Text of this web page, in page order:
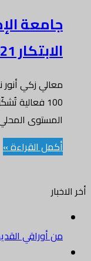
جامعة
الابتكار 2021
معالي زكي أنور
100 فعالية
المستوى
أكمل القراءة »
أخر الاخبار
من أوراقي